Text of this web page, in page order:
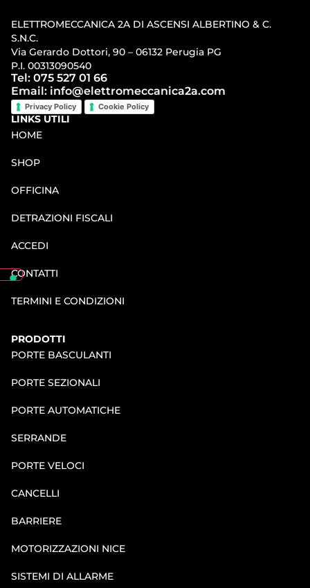
ELETTROMECCANICA 2A DI ASCENSI ALBERTINO & C.
S.N.C.
Via Gerardo Dottori, 90 – 06132 Perugia PG
P.I. 00313090540
Tel: 075 527 01 66
Email: info@elettromeccanica2a.com
Privacy Policy Cookie Policy
LINKS UTILI
HOME
SHOP
OFFICINA
DETRAZIONI FISCALI
ACCEDI
CONTATTI
TERMINI E CONDIZIONI
PRODOTTI
PORTE BASCULANTI
PORTE SEZIONALI
PORTE AUTOMATICHE
SERRANDE
PORTE VELOCI
CANCELLI
BARRIERE
MOTORIZZAZIONI NICE
SISTEMI DI ALLARME